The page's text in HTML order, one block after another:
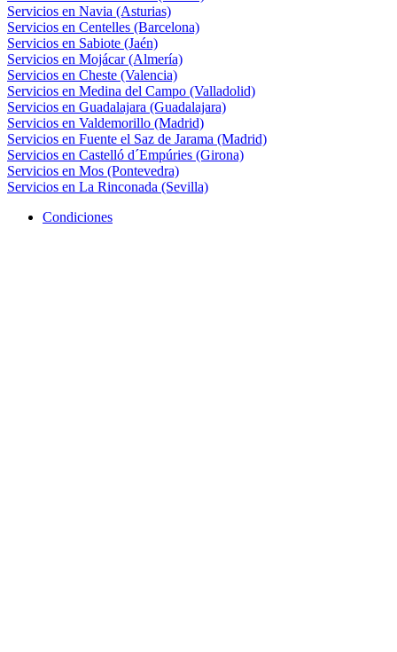
Servicios en Navia (Asturias)
Servicios en Centelles (Barcelona)
Servicios en Sabiote (Jaén)
Servicios en Mojácar (Almería)
Servicios en Cheste (Valencia)
Servicios en Medina del Campo (Valladolid)
Servicios en Guadalajara (Guadalajara)
Servicios en Valdemorillo (Madrid)
Servicios en Fuente el Saz de Jarama (Madrid)
Servicios en Castelló d´Empúries (Girona)
Servicios en Mos (Pontevedra)
Servicios en La Rinconada (Sevilla)
Condiciones